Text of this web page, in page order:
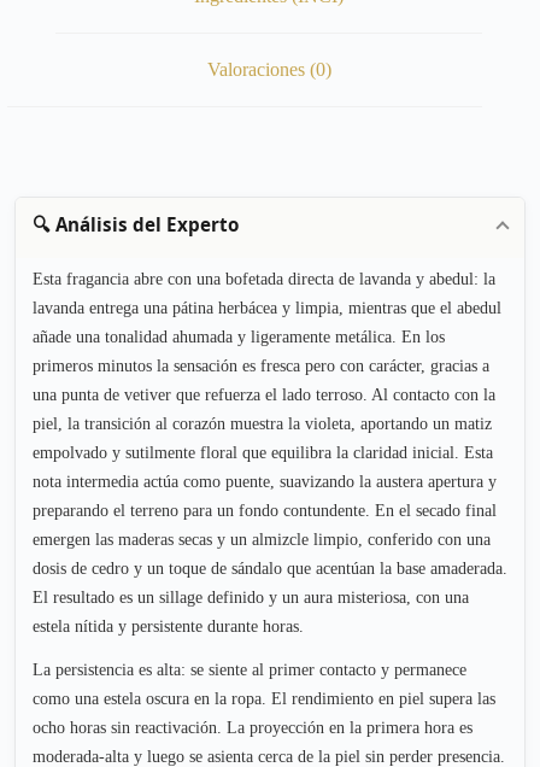
Valoraciones (0)
🔍 Análisis del Experto
Esta fragancia abre con una bofetada directa de lavanda y abedul: la
lavanda entrega una pátina herbácea y limpia, mientras que el abedul
añade una tonalidad ahumada y ligeramente metálica. En los
primeros minutos la sensación es fresca pero con carácter, gracias a
una punta de vetiver que refuerza el lado terroso. Al contacto con la
piel, la transición al corazón muestra la violeta, aportando un matiz
empolvado y sutilmente floral que equilibra la claridad inicial. Esta
nota intermedia actúa como puente, suavizando la austera apertura y
preparando el terreno para un fondo contundente. En el secado final
emergen las maderas secas y un almizcle limpio, conferido con una
dosis de cedro y un toque de sándalo que acentúan la base amaderada.
El resultado es un sillage definido y un aura misteriosa, con una
estela nítida y persistente durante horas.
La persistencia es alta: se siente al primer contacto y permanece
como una estela oscura en la ropa. El rendimiento en piel supera las
ocho horas sin reactivación. La proyección en la primera hora es
moderada-alta y luego se asienta cerca de la piel sin perder presencia.